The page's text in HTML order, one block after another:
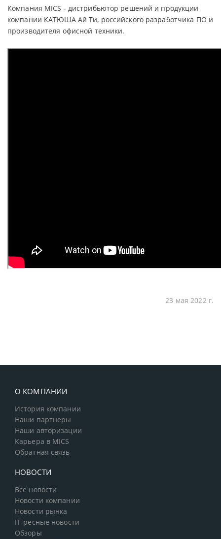
Компания MICS - дистрибьютор решений и продукции
компании КАТЮША Ай Ти, российского разработчика ПО и
производителя офисной техники.
23 мая 2022 г.
О КОМПАНИИ
История компании
Наши партнеры
Наши авторизации
Карьера в MICS
Обратная связь
НОВОСТИ
Все новости
Новости компании
Новости рынка
IT-ресные новости
Обзоры